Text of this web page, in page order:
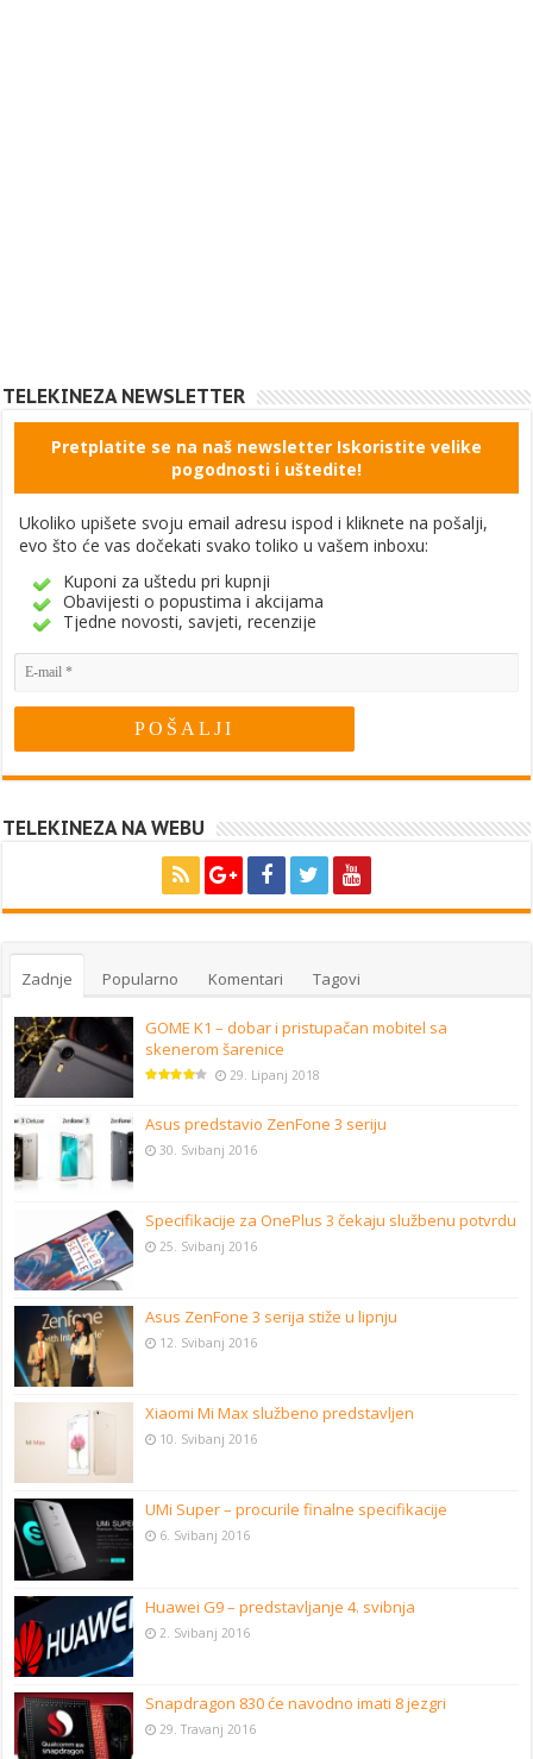
TELEKINEZA NEWSLETTER
Pretplatite se na naš newsletter Iskoristite velike
pogodnosti i uštedite!
Ukoliko upišete svoju email adresu ispod i kliknete na pošalji,
evo što će vas dočekati svako toliko u vašem inboxu:
Kuponi za uštedu pri kupnji
Obavijesti o popustima i akcijama
Tjedne novosti, savjeti, recenzije
TELEKINEZA NA WEBU
Zadnje Popularno Komentari Tagovi
GOME K1 – dobar i pristupačan mobitel sa
skenerom šarenice
29. Lipanj 2018
Asus predstavio ZenFone 3 seriju
30. Svibanj 2016
Specifikacije za OnePlus 3 čekaju službenu potvrdu
25. Svibanj 2016
Asus ZenFone 3 serija stiže u lipnju
12. Svibanj 2016
Xiaomi Mi Max službeno predstavljen
10. Svibanj 2016
UMi Super – procurile finalne specifikacije
6. Svibanj 2016
Huawei G9 – predstavljanje 4. svibnja
2. Svibanj 2016
Snapdragon 830 će navodno imati 8 jezgri
29. Travanj 2016